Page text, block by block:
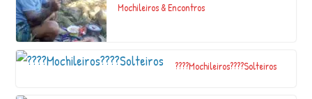
Mochileiros & Encontros
????Mochileiros????Solteiros